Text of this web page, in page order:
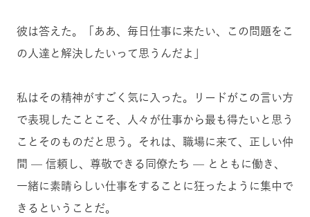
彼は答えた。「ああ、毎日仕事に来たい、この問題をこ
の人達と解決したいって思うんだよ」
私はその精神がすごく気に入った。リードがこの言い方
で表現したことこそ、人々が仕事から最も得たいと思う
ことそのものだと思う。それは、職場に来て、正しい仲
間 — 信頼し、尊敬できる同僚たち — とともに働き、
一緒に素晴らしい仕事をすることに狂ったように集中で
きるということだ。